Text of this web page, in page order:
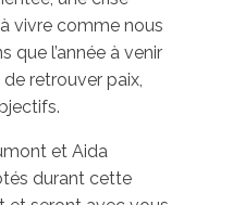
vivre comme nous
que l’année à venir
retrouver paix,
et Aida
durant cette